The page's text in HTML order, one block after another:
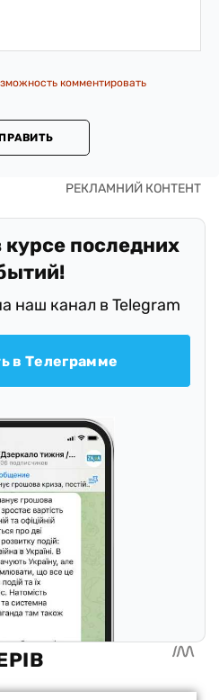
комментировать
курсе последних
наш канал в Telegram
в Телеграмме